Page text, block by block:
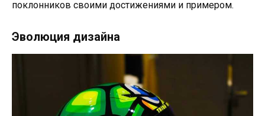
поклонников своими достижениями и примером.
Эволюция дизайна